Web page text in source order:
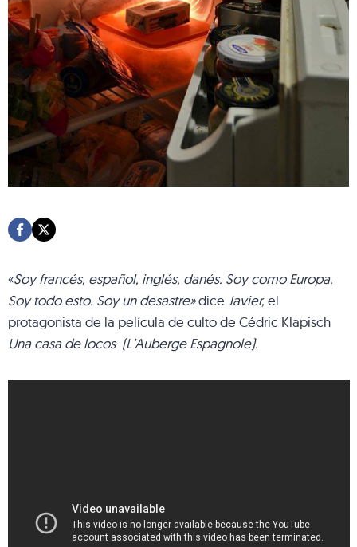
«Soy francés, español, inglés, danés. Soy como Europa.
Soy todo esto. Soy un desastre»dice Javier,el
protagonista de la película de culto de Cédric Klapisch
Una casa de locos (L’Auberge Espagnole).